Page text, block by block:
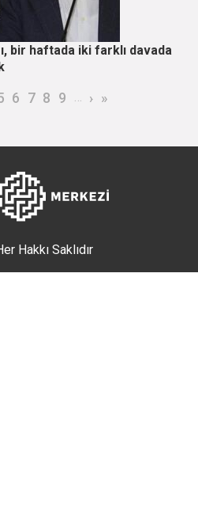
bir haftada iki farklı davada
sayfa
Page
6 Page
7 Page
8 Page
9 … Sonraki sayfa
› Son sayfa
»
Hakkı Saklıdır